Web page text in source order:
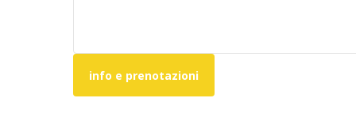
info e prenotazioni